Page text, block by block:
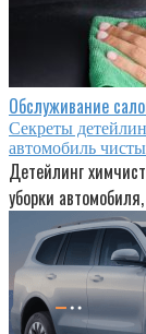
Обслуживание
Секреты
автомобиль
Детейлинг
уборки